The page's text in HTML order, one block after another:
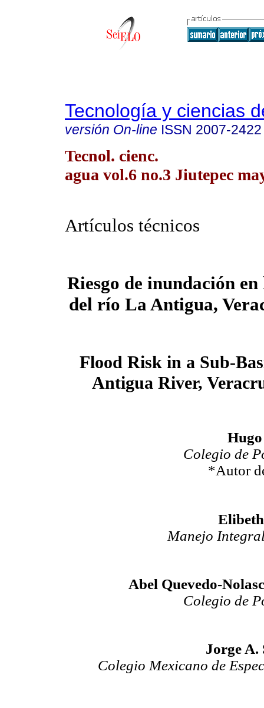
Tecnología y ciencias
versión On-line ISSN 2007-2422
Tecnol. cienc.
agua vol.6 no.3 Jiutepec
Artículos técnicos
Riesgo de inundación en
del río La Antigua,
Flood Risk in a Sub-
Antigua River,
Colegio de
*Autor
Manejo
Abel Quevedo-
Colegio de
Jorge A.
Colegio Mexicano de